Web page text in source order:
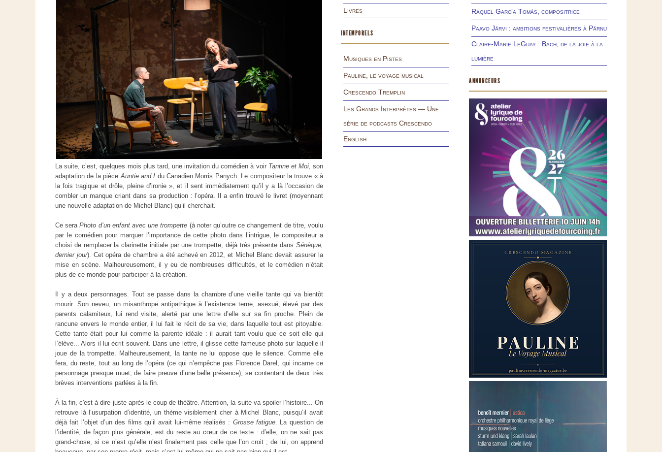
La suite, c’est, quelques mois plus tard, une invitation du comédien à voir Tantine et Moi, son
adaptation de la pièceAuntie and I du Canadien Morris Panych. Le compositeur la trouve « à
la fois tragique et drôle, pleine d’ironie », et il sent immédiatement qu’il y a là l’occasion de
combler un manque criant dans sa production : l’opéra. Il a enfin trouvé le livret (moyennant
une nouvelle adaptation de Michel Blanc) qu’il cherchait.
Ce seraPhoto d’un enfant avec une trompette (à noter qu’outre ce changement de titre, voulu
par le comédien pour marquer l’importance de cette photo dans l’intrigue, le compositeur a
choisi de remplacer la clarinette initiale par une trompette, déjà très présente dans Sénèque,
dernier jour). Cet opéra de chambre a été achevé en 2012, et Michel Blanc devait assurer la
mise en scène. Malheureusement, il y eu de nombreuses difficultés, et le comédien n’était
plus de ce monde pour participer à la création.
Il y a deux personnages. Tout se passe dans la chambre d’une vieille tante qui va bientôt
mourir. Son neveu, un misanthrope antipathique à l’existence terne, asexué, élevé par des
parents calamiteux, lui rend visite, alerté par une lettre d’elle sur sa fin proche. Plein de
rancune envers le monde entier, il lui fait le récit de sa vie, dans laquelle tout est pitoyable.
Cette tante était pour lui comme la parente idéale : il aurait tant voulu que ce soit elle qui
l’élève... Alors il lui écrit souvent. Dans une lettre, il glisse cette fameuse photo sur laquelle il
joue de la trompette. Malheureusement, la tante ne lui oppose que le silence. Comme elle
fera, du reste, tout au long de l’opéra (ce qui n’empêche pas Florence Darel, qui incarne ce
personnage presque muet, de faire preuve d’une belle présence), se contentant de deux très
brèves interventions parlées à la fin.
À la fin, c'est-à-dire juste après le coup de théâtre. Attention, la suite va spoiler l’histoire... On
retrouve là l’usurpation d’identité, un thème visiblement cher à Michel Blanc, puisqu’il avait
déjà fait l’objet d’un des films qu’il avait lui-même réalisés : Grosse fatigue. La question de
l’identité, de façon plus générale, est du reste au cœur de ce texte : d’elle, on ne sait pas
grand-chose, si ce n’est qu’elle n’est finalement pas celle que l’on croit ; de lui, on apprend
Livres
INTEMPORELS
Musiques en Pistes
Pauline, le voyage musical
Crescendo Tremplin
Les Grands Interprètes — Une
série de podcasts Crescendo
English
Raquel García Tomás, compositrice
Paavo Järvi : ambitions festivalières à Pärnu
Claire-Marie LeGuay : Bach, de la joie à la
lumière
ANNONCEURS